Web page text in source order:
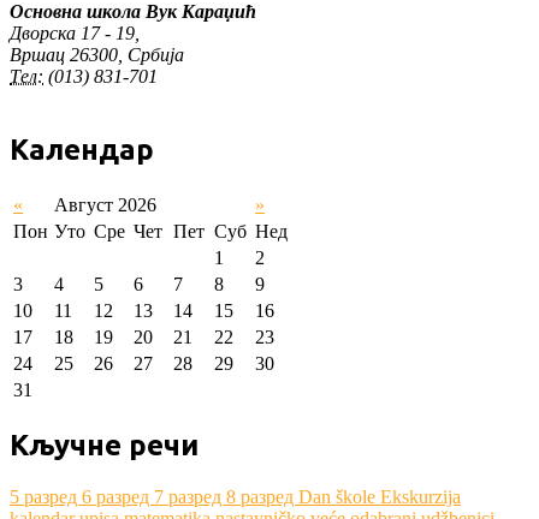
Основна школа Вук Караџић
Дворска 17 - 19,
Вршац 26300, Србија
Тел: (013) 831-701
Календар
« Август 2026
»
Пон Уто Сре Чет Пет Суб Нед
1
2
3
4 5 6 7 8
9
10
11 12 13 14 15
16
17
18 19 20 21 22
23
24
25 26 27 28 29
30
31
Кључне речи
5 разред 6 разред 7 разред 8 разред Dan škole Ekskurzija